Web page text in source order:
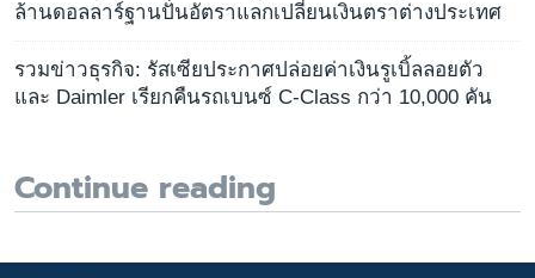
ล้านดอลลาร์ฐานปั่นอัตราแลกเปลี่ยนเงินตราต่างประเทศ
รวมข่าวธุรกิจ: รัสเซียประกาศปล่อยค่าเงินรูเบิ้ลลอยตัว
และ Daimler เรียกคืนรถเบนซ์ C-Class กว่า 10,000 คัน
Continue reading